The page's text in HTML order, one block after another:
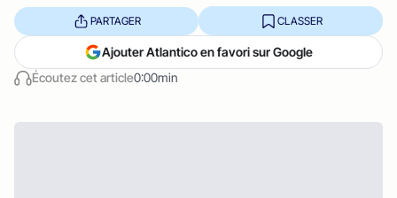
Écoutez cet article0:00min
PARTAGER CLASSER
Ajouter Atlantico en favori sur Google